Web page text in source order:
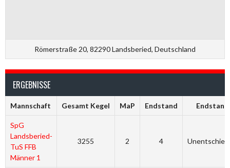
Römerstraße 20, 82290 Landsberied, Deutschland
ERGEBNISSE
Mannschaft Gesamt Kegel MaP Endstand Endstand
SpG
Landsberied-
TuS FFB
Männer 1
3255 2 4